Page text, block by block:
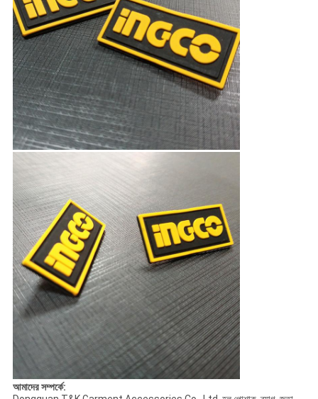
আমাদের সম্পর্কে: